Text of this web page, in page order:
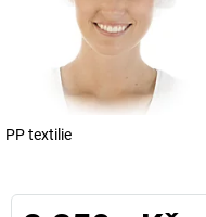
PP textilie